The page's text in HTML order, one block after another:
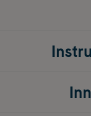
hyaluronsyra, som
baserade på en två